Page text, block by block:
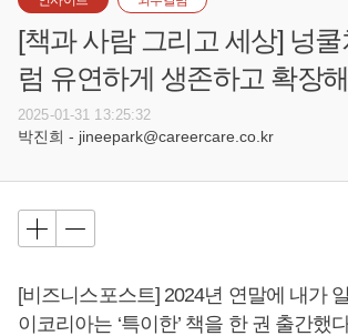
[책과 사람 그리고 세상] 넝쿨
럼 유연하게 생존하고 확장
2025-01-31 13:25:32
박진희 - jineepark@careercare.co.kr
[비즈니스포스트] 2024년 연말에 내가
이코리아는 ‘특이한’ 책을 한 권 출간했